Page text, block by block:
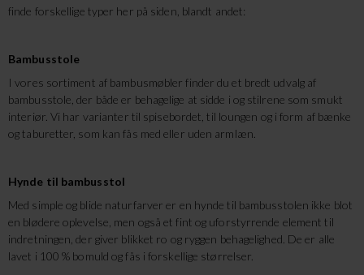
finde forskellige typer her på siden, blandt andet:
Bambusstole
I vores sortiment af bambusmøbler finder du et bredt udvalg af
bambusstole, der både er behagelige at sidde i og stilrene som smukt
interiør. Vi har varianter til spisebordet, til loungen og i form af bænke
og taburetter, som kan fås med eller uden armlæn.
Hynde til bambusstol
Med simple og blide naturfarver er en hynde til bambusstolen ikke blot
en blødere oplevelse, men også et fint og uforstyrrende element til
indretningen, der giver blikket ro og ryggen behagelighed. De er alle
lavet i 100 % bomuld og fås i forskellige størrelser.